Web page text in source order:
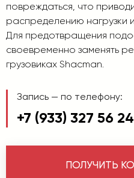
повреждаться, что
распределению нагрузки
Для предотвращения
своевременно заменять
грузовиках Shacman.
Запись — по телефону:
+7 (933) 327 56 24
ПОЛУЧИТЬ